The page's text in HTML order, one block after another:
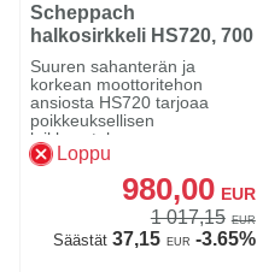
Scheppach
halkosirkkeli HS720, 700
mm, 4,5 kW 400V,
Suuren sahanterän ja
korkean moottoritehon
ansiosta HS720 tarjoaa
poikkeuksellisen
leikkaustehon, m...
Loppu
980,00 EUR
1 017,15 EUR
Säästät37,15 EUR -3.65%